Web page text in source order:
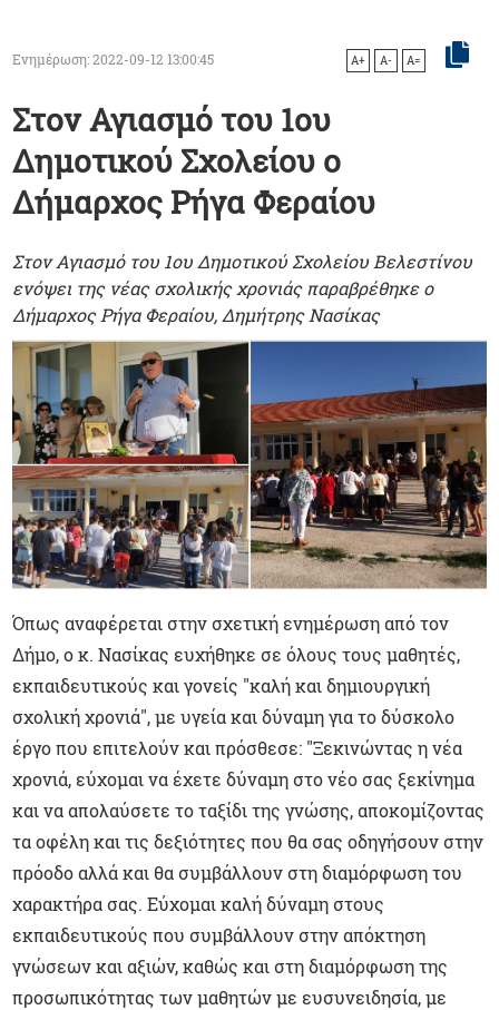
Ενημέρωση: 2022-09-12 13:00:45 A+ A- A=
Στον Αγιασμό του 1ου
Δημοτικού Σχολείου ο
Δήμαρχος Ρήγα Φεραίου
Στον Αγιασμό του 1ου Δημοτικού Σχολείου Βελεστίνου
ενόψει της νέας σχολικής χρονιάς παραβρέθηκε ο
Δήμαρχος Ρήγα Φεραίου, Δημήτρης Νασίκας
Όπως αναφέρεται στην σχετική ενημέρωση από τον
Δήμο, ο κ. Νασίκας ευχήθηκε σε όλους τους μαθητές,
εκπαιδευτικούς και γονείς "καλή και δημιουργική
σχολική χρονιά", με υγεία και δύναμη για το δύσκολο
έργο που επιτελούν και πρόσθεσε: "Ξεκινώντας η νέα
χρονιά, εύχομαι να έχετε δύναμη στο νέο σας ξεκίνημα
και να απολαύσετε το ταξίδι της γνώσης, αποκομίζοντας
τα οφέλη και τις δεξιότητες που θα σας οδηγήσουν στην
πρόοδο αλλά και θα συμβάλλουν στη διαμόρφωση του
χαρακτήρα σας. Εύχομαι καλή δύναμη στους
εκπαιδευτικούς που συμβάλλουν στην απόκτηση
γνώσεων και αξιών, καθώς και στη διαμόρφωση της
προσωπικότητας των μαθητών με ευσυνειδησία, με